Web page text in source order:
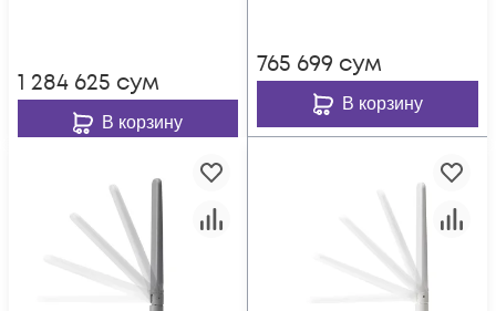
1 284 625 сум
В корзину
765 699 сум
В корзину